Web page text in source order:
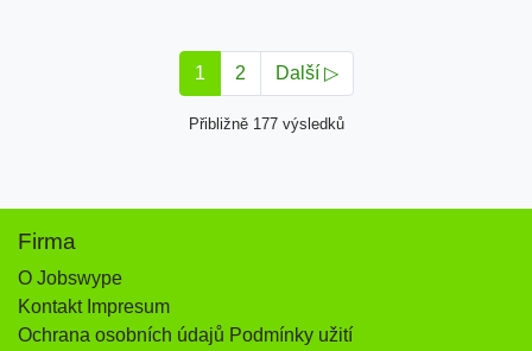
1 2 Další ▷
Přibližně 177 výsledků
Firma
O Jobswype
Kontakt Impresum
Ochrana osobních údajů Podmínky užití